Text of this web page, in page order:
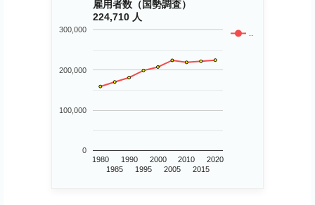
雇用者数（国勢調査）
224,710 人
..
1980
1985
1990
1995
2000
2005
2010
2015
2020
0
100,000
200,000
300,000